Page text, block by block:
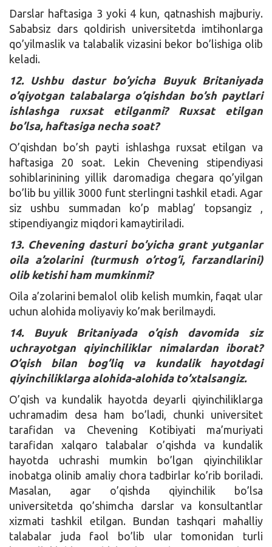
Darslar haftasiga 3 yoki 4 kun, qatnashish majburiy.
Sababsiz dars qoldirish universitetda imtihonlarga
qo’yilmaslik va talabalik vizasini bekor bo’lishiga olib
keladi.
12. Ushbu dastur bo’yicha Buyuk Britaniyada
o’qiyotgan talabalarga o’qishdan bo’sh paytlari
ishlashga ruxsat etilganmi? Ruxsat etilgan
bo’lsa, haftasiga necha soat?
O’qishdan bo’sh payti ishlashga ruxsat etilgan va
haftasiga 20 soat. Lekin Chevening stipendiyasi
sohiblarinining yillik daromadiga chegara qo’yilgan
bo’lib bu yillik 3000 funt sterlingni tashkil etadi. Agar
siz ushbu summadan ko’p mablag’ topsangiz ,
stipendiyangiz miqdori kamaytiriladi.
13. Chevening dasturi bo’yicha grant yutganlar
oila a’zolarini (turmush o’rtog’i, farzandlarini)
olib ketishi ham mumkinmi?
Oila a’zolarini bemalol olib kelish mumkin, faqat ular
uchun alohida moliyaviy ko’mak berilmaydi.
14. Buyuk Britaniyada o’qish davomida siz
uchrayotgan qiyinchiliklar nimalardan iborat?
O’qish bilan bog’liq va kundalik hayotdagi
qiyinchiliklarga alohida-alohida to’xtalsangiz.
O’qish va kundalik hayotda deyarli qiyinchiliklarga
uchramadim desa ham bo’ladi, chunki universitet
tarafidan va Chevening Kotibiyati ma’muriyati
tarafidan xalqaro talabalar o’qishda va kundalik
hayotda uchrashi mumkin bo’lgan qiyinchiliklar
inobatga olinib amaliy chora tadbirlar ko’rib boriladi.
Masalan, agar o’qishda qiyinchilik bo’lsa
universitetda qo’shimcha darslar va konsultantlar
xizmati tashkil etilgan. Bundan tashqari mahalliy
talabalar juda faol bo’lib ular tomonidan turli